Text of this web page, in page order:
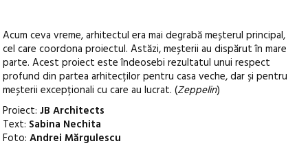
Acum ceva vreme, arhitectul era mai degrabă meșterul principal,
cel care coordona proiectul. Astăzi, meșterii au dispărut în mare
parte. Acest proiect este îndeosebi rezultatul unui respect
profund din partea arhitecților pentru casa veche, dar și pentru
meșterii excepționali cu care au lucrat. (Zeppelin)
Proiect:JB Architects
Text: Sabina Nechita
Foto:Andrei Mărgulescu